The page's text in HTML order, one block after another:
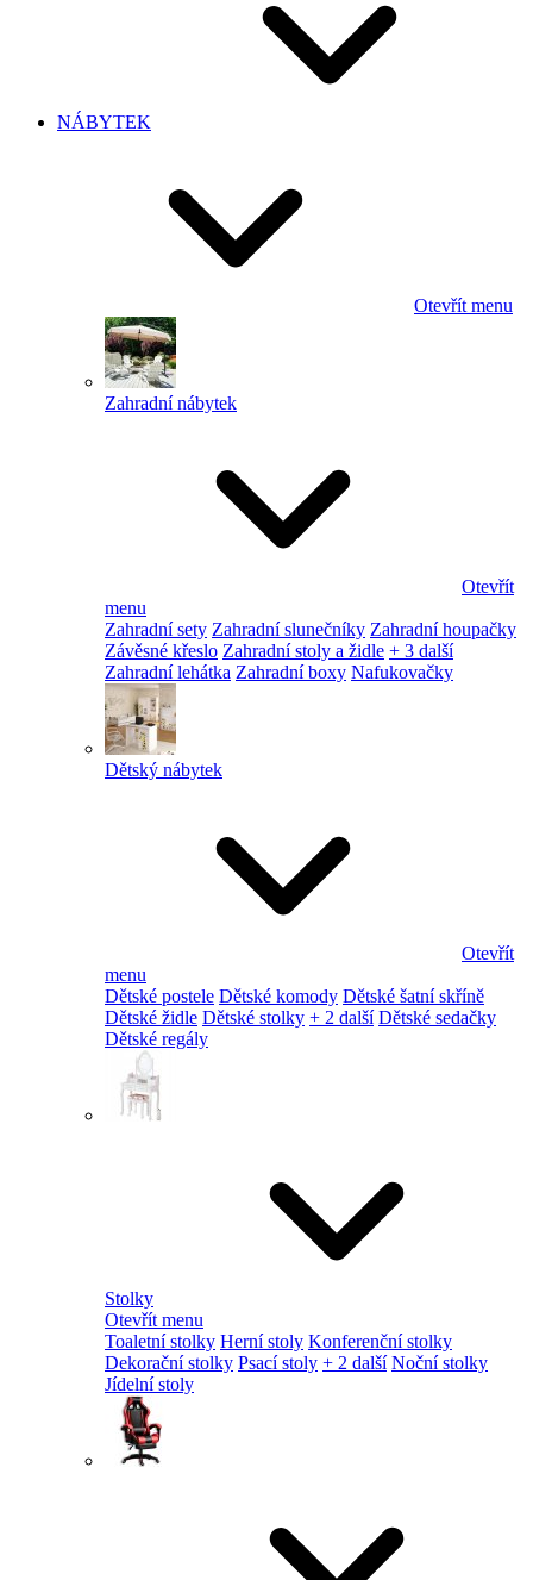
NÁBYTEK
Otevřít menu
Zahradní nábytek
Otevřít
menu
Zahradní sety Zahradní slunečníky Zahradní houpačky
Závěsné křeslo Zahradní stoly a židle + 3 další
Zahradní lehátka Zahradní boxy Nafukovačky
Dětský nábytek
Otevřít
menu
Dětské postele Dětské komody Dětské šatní skříně
Dětské židle Dětské stolky + 2 další Dětské sedačky
Dětské regály
Stolky
Otevřít menu
Toaletní stolky Herní stoly Konferenční stolky
Dekorační stolky Psací stoly + 2 další Noční stolky
Jídelní stoly